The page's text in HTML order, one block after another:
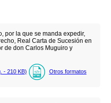
por la que se manda expedir,
Real Carta de Sucesión en
de don Carlos Muguiro y
- 210 KB) Otros formatos